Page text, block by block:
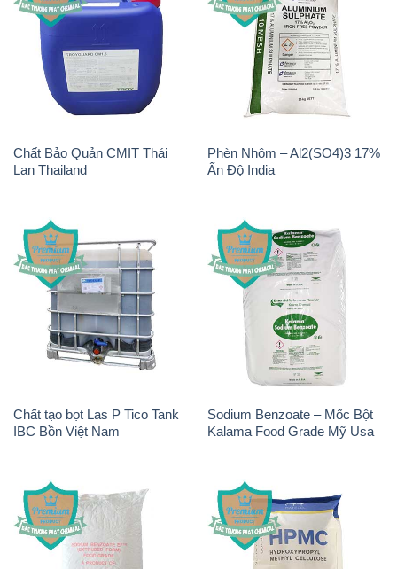
Chất Bảo Quản CMIT Thái
Lan Thailand
Phèn Nhôm – Al2(SO4)3 17%
Ấn Độ India
Chất tạo bọt Las P Tico Tank
IBC Bồn Việt Nam
Sodium Benzoate – Mốc Bột
Kalama Food Grade Mỹ Usa